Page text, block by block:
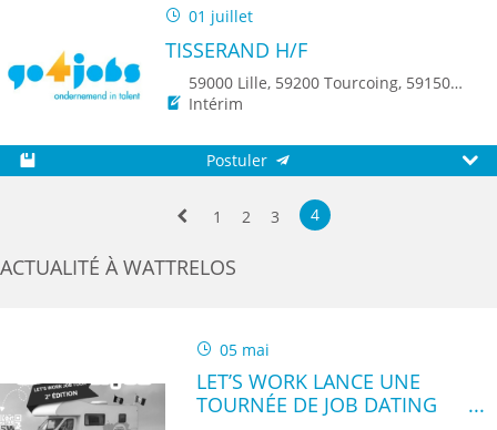
01 juillet
TISSERAND H/F
59000 Lille, 59200 Tourcoing, 59150 Wattrelos, 59250 Halluin, 59223 Roncq, 59560 Comines
Intérim
Postuler
1 2 3 4
ACTUALITÉ À WATTRELOS
05 mai
LET’S WORK LANCE UNE
TOURNÉE DE JOB DATING